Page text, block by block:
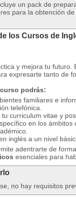
un pack de
para la obtención
los Cursos de
y mejora tu
expresarte tanto de
podrás:
familiares e
telefónica.
curriculum vitae y
en los ámbitos
inglés a un nivel
adentrarte de
esenciales para
no hay requisitos